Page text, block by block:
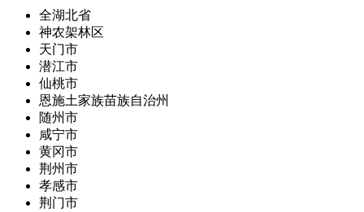
全湖北省
神农架林区
天门市
潜江市
仙桃市
恩施土家族苗族自治州
随州市
咸宁市
黄冈市
荆州市
孝感市
荆门市